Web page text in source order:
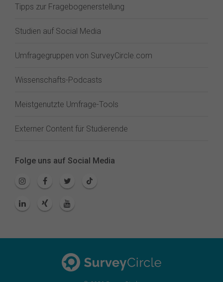
Tipps zur Fragebogenerstellung
Studien auf Social Media
Umfragegruppen von SurveyCircle.com
Wissenschafts-Podcasts
Meistgenutzte Umfrage-Tools
Externer Content für Studierende
Folge uns auf Social Media